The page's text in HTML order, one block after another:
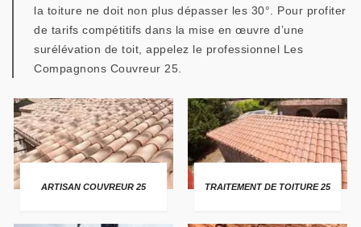
la toiture ne doit non plus dépasser les 30°. Pour profiter
de tarifs compétitifs dans la mise en œuvre d’une
surélévation de toit, appelez le professionnel Les
Compagnons Couvreur 25.
ARTISAN COUVREUR 25 TRAITEMENT DE TOITURE 25